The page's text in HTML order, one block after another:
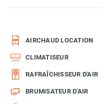
AIRCHAUD LOCATION
CLIMATISEUR
RAFRAÎCHISSEUR D'AIR
BRUMISATEUR D'AIR